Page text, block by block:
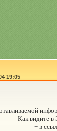
19:05
Как видите в
+ в